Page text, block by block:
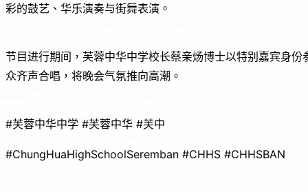
彩的鼓艺、华乐演奏与街舞表演。
节目进行期间，芙蓉中华中学校长蔡亲炀博士以特别嘉宾身
众齐声合唱，将晚会气氛推向高潮。
#芙蓉中华中学 #芙蓉中华 #芙中
#ChungHuaHighSchoolSeremban #CHHS #CHHSBAN